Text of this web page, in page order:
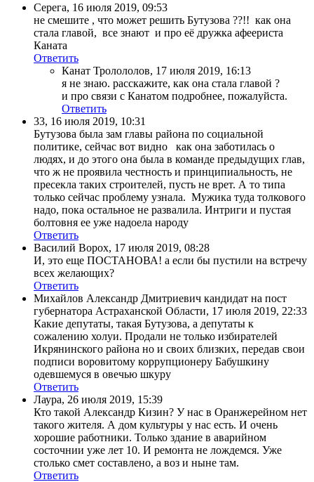
Серега, 16 июля 2019, 09:53
не смешите , что может решить Бутузова ??!! как она
стала главой, все знают и про её дружка афеериста
Каната
Ответить
Канат Тролололов, 17 июля 2019, 16:13
я не знаю. расскажите, как она стала главой ?
и про связи с Канатом подробнее, пожалуйста.
Ответить
33, 16 июля 2019, 10:31
Бутузова была зам главы района по социальной
политике, сейчас вот видно как она заботилась о
людях, и до этого она была в команде предыдущих глав,
что ж не проявила честность и принципиальность, не
пресекла таких строителей, пусть не врет. А то типа
только сейчас проблему узнала. Мужика туда толкового
надо, пока остальное не развалила. Интриги и пустая
болтовня ее уже надоела народу
Ответить
Василий Ворох, 17 июля 2019, 08:28
И, это еще ПОСТАНОВА! а если бы пустили на встречу
всех желающих?
Ответить
Михайлов Александр Дмитриевич кандидат на пост
губернатора Астраханской Области, 17 июля 2019, 22:33
Какие депутаты, такая Бутузова, а депутаты к
сожалению холуи. Продали не только избирателей
Икрянинского района но и своих близких, передав свои
подписи воровитому коррупционеру Бабушкину
одевшемуся в овечью шкуру
Ответить
Лаура, 26 июля 2019, 15:39
Кто такой Александр Кизин? У нас в Оранжерейном нет
такого жителя. А дом культуры у нас есть. И очень
хорошие работники. Только здание в аварийном
состочнии уже лет 10. И ремонта не лождемся. Уже
столько смет составлено, а воз и ныне там.
Ответить